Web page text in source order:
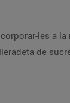
les a
de